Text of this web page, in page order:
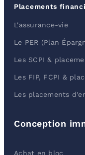
Placements
L'assurance-vie
Le PER (Plan
Les SCPI &
Les FIP, FCPI &
Les placements
Conception
Achat en bloc